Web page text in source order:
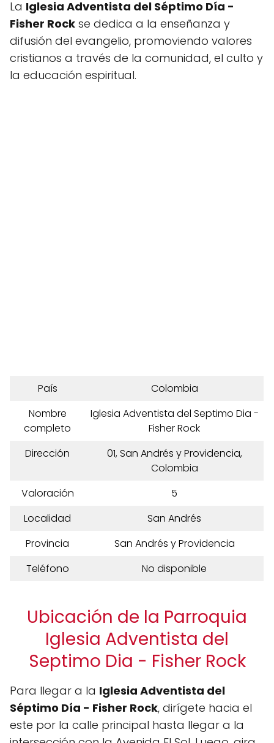
La Iglesia Adventista del Séptimo Día -
Fisher Rock se dedica a la enseñanza y
difusión del evangelio, promoviendo valores
cristianos a través de la comunidad, el culto y
la educación espiritual.
País
Colombia
Nombre
completo
Iglesia Adventista del Septimo Dia -
Fisher Rock
Dirección
01, San Andrés y Providencia,
Colombia
Valoración
5
Localidad
San Andrés
Provincia
San Andrés y Providencia
Teléfono
No disponible
Ubicación de la Parroquia
Iglesia Adventista del
Septimo Dia - Fisher Rock
Para llegar a la Iglesia Adventista del
Séptimo Día - Fisher Rock, dirígete hacia el
este por la calle principal hasta llegar a la